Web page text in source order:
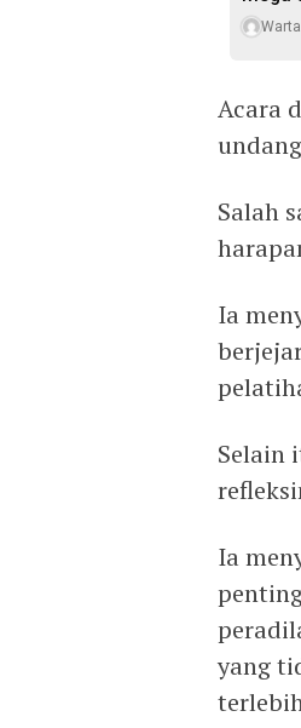
Acara
Salah
Ia
Selain
Ia
yang